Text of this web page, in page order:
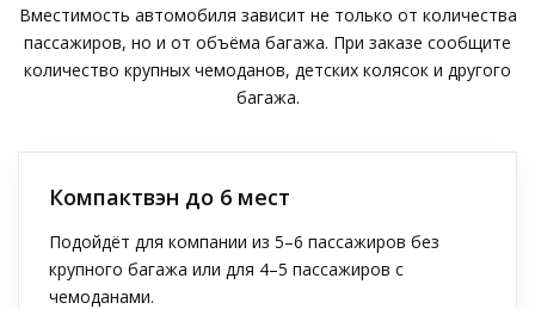
Вместимость автомобиля зависит не только от количества
пассажиров, но и от объёма багажа. При заказе сообщите
количество крупных чемоданов, детских колясок и другого
багажа.
Компактвэн до 6 мест
Подойдёт для компании из 5–6 пассажиров без
крупного багажа или для 4–5 пассажиров с
чемоданами.